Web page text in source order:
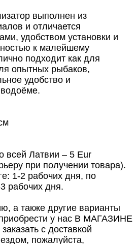
выполнен из
и отличается
удобством установки и
к малейшему
подходит как для
опытных рыбаков,
удобство и
водоёме.
всей Латвии – 5 Eur
при получении товара).
1-2 рабочих дня, по
рабочих дня.
а также другие варианты
у нас В МАГАЗИНЕ
с доставкой
пожалуйста,